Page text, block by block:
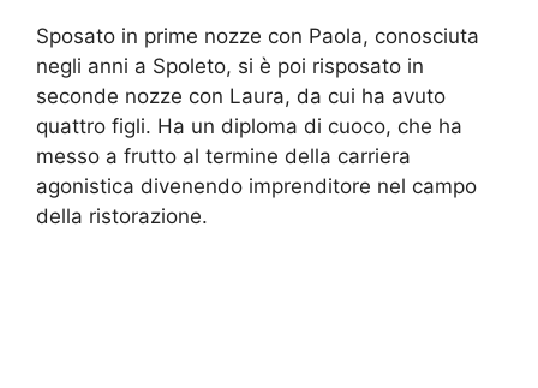
Sposato in prime nozze con Paola, conosciuta
negli anni a Spoleto, si è poi risposato in
seconde nozze con Laura, da cui ha avuto
quattro figli. Ha un diploma di cuoco, che ha
messo a frutto al termine della carriera
agonistica divenendo imprenditore nel campo
della ristorazione.